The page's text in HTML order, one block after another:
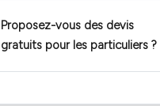
Proposez-vous des devis
gratuits pour les particuliers ?